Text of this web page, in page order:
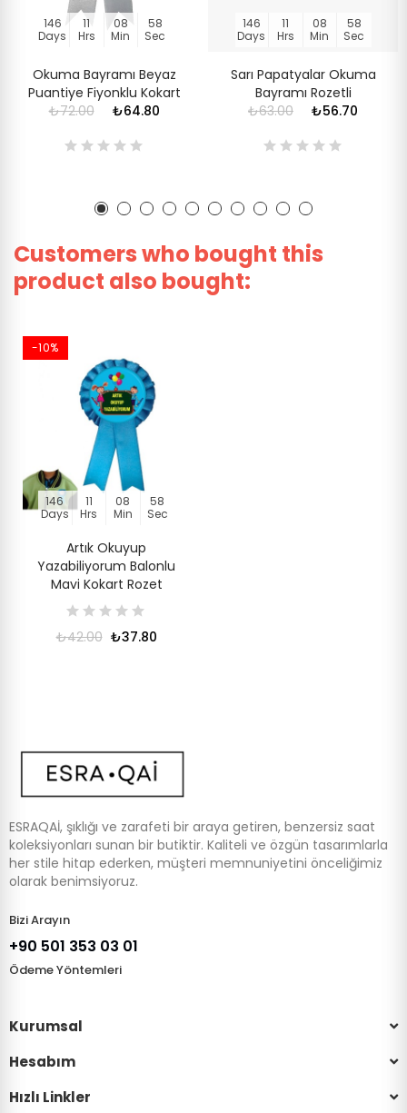
146
Days
11
Hrs
08
Min
58
Sec
Okuma Bayramı Beyaz
Puantiye Fiyonklu Kokart
₺72.00
₺64.80
146
Days
11
Hrs
08
Min
58
Sec
Sarı Papatyalar Okuma
Bayramı Rozetli
₺63.00
₺56.70
Customers who bought this
product also bought:
-10%
146
Days
11
Hrs
08
Min
58
Sec
Artık Okuyup
Yazabiliyorum Balonlu
Mavi Kokart Rozet
₺42.00 ₺37.80
ESRAQAİ, şıklığı ve zarafeti bir araya getiren, benzersiz saat
koleksiyonları sunan bir butiktir. Kaliteli ve özgün tasarımlarla
her stile hitap ederken, müşteri memnuniyetini önceliğimiz
olarak benimsiyoruz.
Bizi Arayın
+90 501 353 03 01
Ödeme Yöntemleri
Kurumsal
Hesabım
Hızlı Linkler